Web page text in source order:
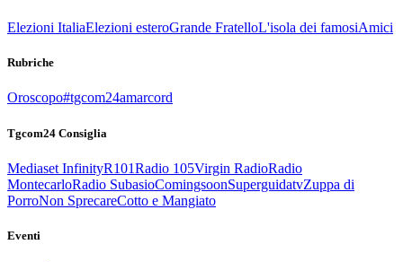
Elezioni ItaliaElezioni esteroGrande FratelloL'isola dei famosiAmici
Rubriche
Oroscopo#tgcom24amarcord
Tgcom24 Consiglia
Mediaset InfinityR101Radio 105Virgin RadioRadio
MontecarloRadio SubasioComingsoonSuperguidatvZuppa di
PorroNon SprecareCotto e Mangiato
Eventi